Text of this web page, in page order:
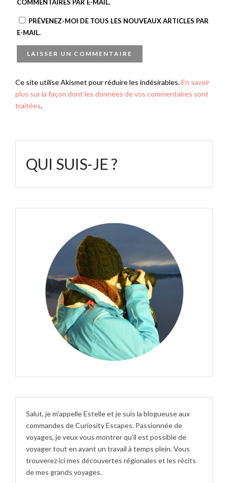
COMMENTAIRES PAR E-MAIL.
PRÉVENEZ-MOI DE TOUS LES NOUVEAUX ARTICLES PAR
E-MAIL.
Ce site utilise Akismet pour réduire les indésirables.En savoir
plus sur la façon dont les données de vos commentaires sont
traitées.
QUI SUIS-JE ?
Salut, je m'appelle Estelle et je suis la blogueuse aux
commandes de Curiosity Escapes. Passionnée de
voyages, je veux vous montrer qu'il est possible de
voyager tout en ayant un travail à temps plein. Vous
trouverez ici mes découvertes régionales et les récits
de mes grands voyages.